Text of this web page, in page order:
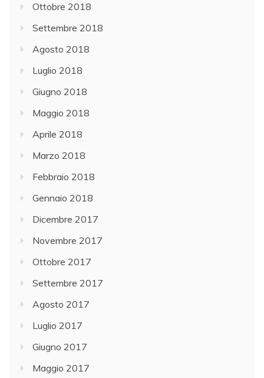
Ottobre 2018
Settembre 2018
Agosto 2018
Luglio 2018
Giugno 2018
Maggio 2018
Aprile 2018
Marzo 2018
Febbraio 2018
Gennaio 2018
Dicembre 2017
Novembre 2017
Ottobre 2017
Settembre 2017
Agosto 2017
Luglio 2017
Giugno 2017
Maggio 2017